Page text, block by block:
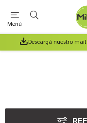
Menú
Descargá nuestro